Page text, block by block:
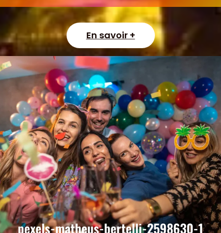
En savoir +
pexels-matheus-bertelli-2598630-1